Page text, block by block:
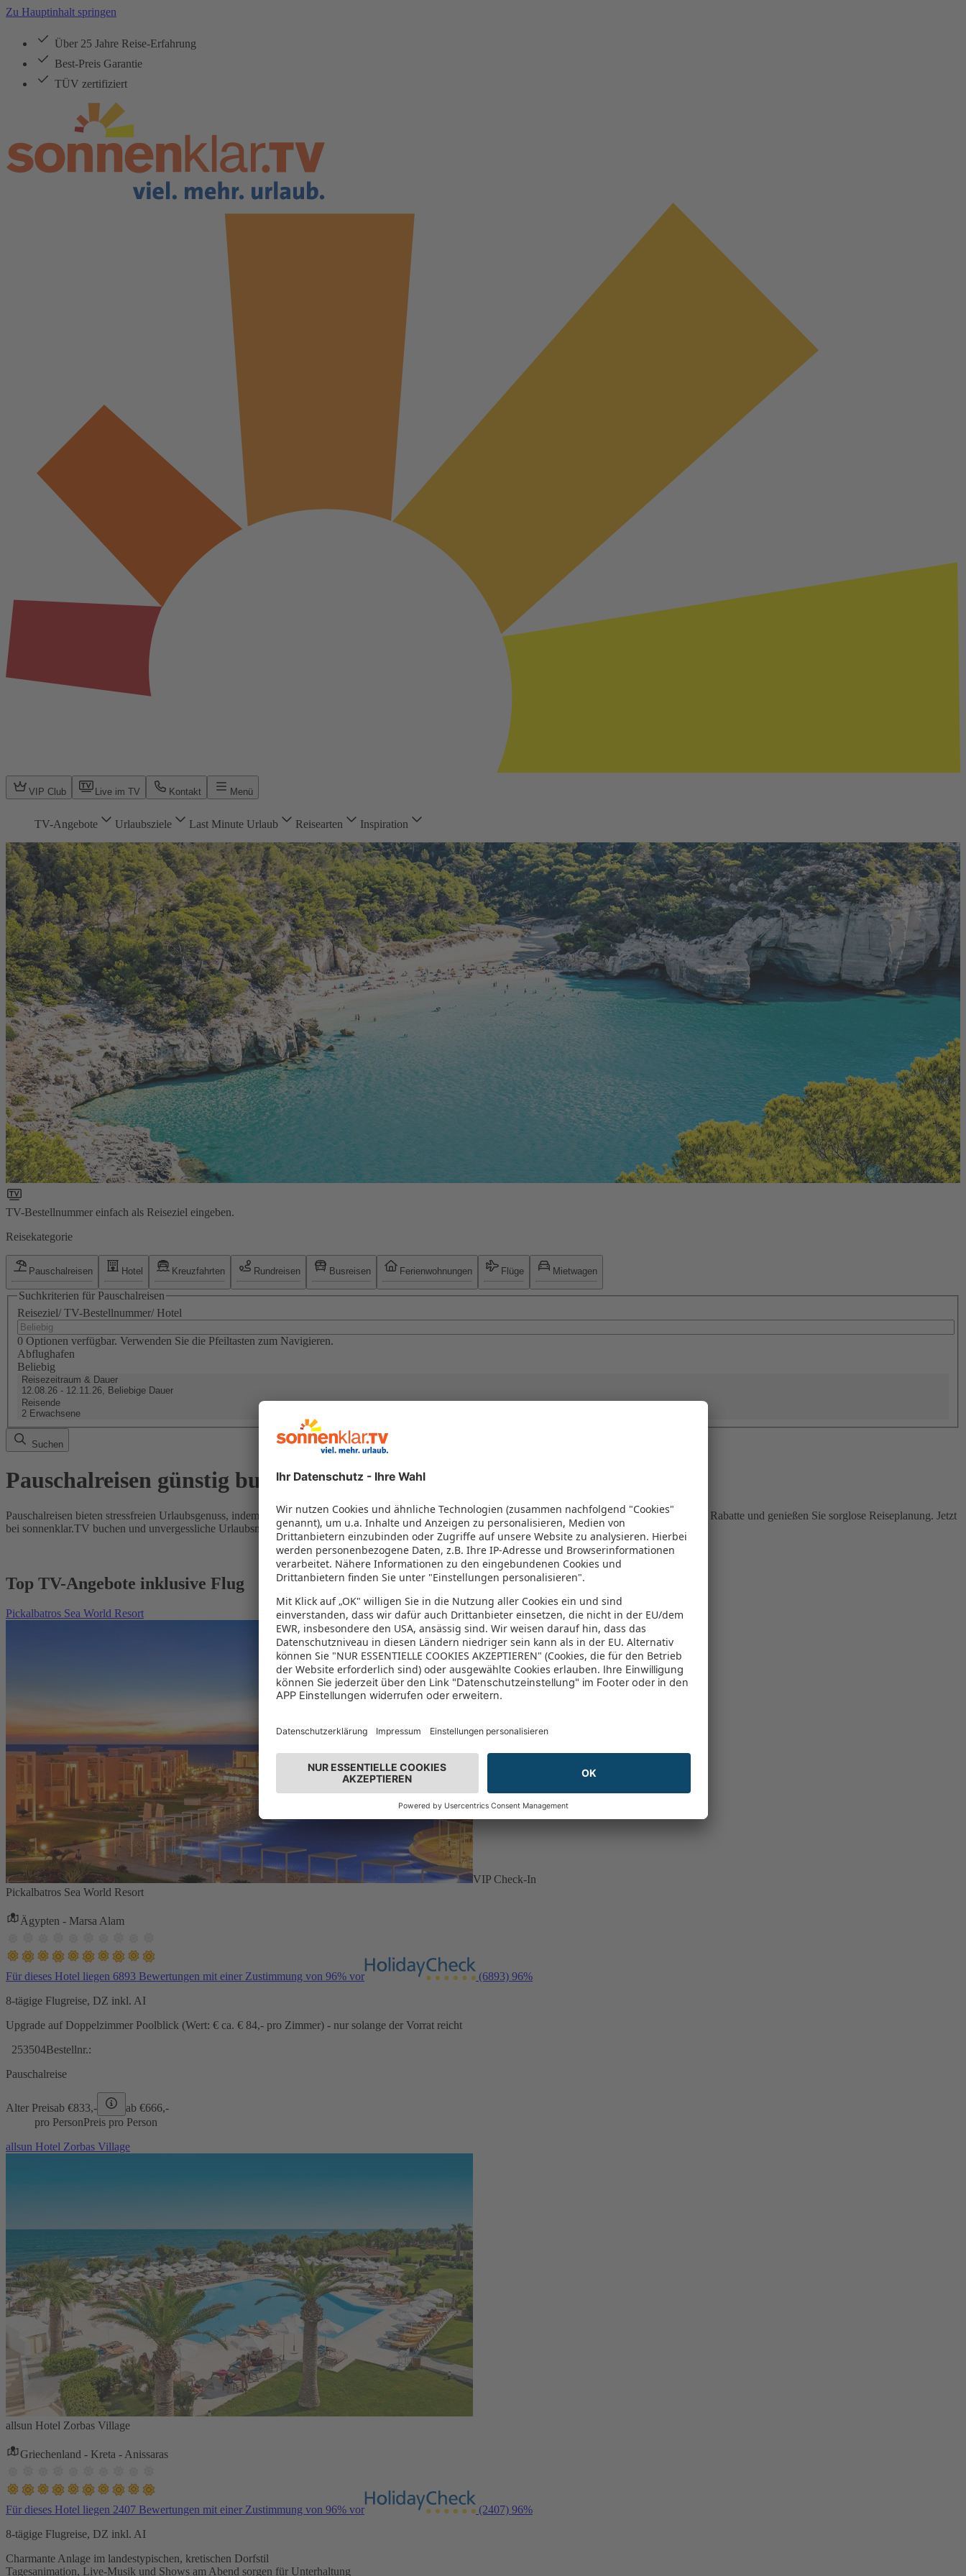
Zu Hauptinhalt springen
Über 25 Jahre Reise-Erfahrung
Best-Preis Garantie
TÜV zertifiziert
VIP Club Live im TV Kontakt Menü
TV-Angebote Urlaubsziele Last Minute Urlaub Reisearten Inspiration
TV-Bestellnummer einfach als Reiseziel eingeben.
Reisekategorie
Pauschalreisen Hotel Kreuzfahrten Rundreisen Busreisen Ferienwohnungen Flüge Mietwagen
Suchkriterien für Pauschalreisen
Reiseziel/ TV-Bestellnummer/ Hotel
0 Optionen verfügbar. Verwenden Sie die Pfeiltasten zum Navigieren.
Abflughafen
Beliebig
Reisezeitraum & Dauer
12.08.26 - 12.11.26, Beliebige Dauer
Reisende
2 Erwachsene
Suchen
Pauschalreisen günstig buchen
Pauschalreisen bieten stressfreien Urlaubsgenuss, indem Flug und Hotel in einem Paket kombiniert werden – das spart Zeit und Geld. Nutzen Sie attraktive Rabatte und genießen Sie sorglose Reiseplanung. Jetzt
bei sonnenklar.TV buchen und unvergessliche Urlaubsmomente erleben!
Top TV-Angebote inklusive Flug
Pickalbatros Sea World Resort
VIP Check-In
Pickalbatros Sea World Resort
Ägypten - Marsa Alam
Für dieses Hotel liegen 6893 Bewertungen mit einer Zustimmung von 96% vor (6893) 96%
8-tägige Flugreise, DZ inkl. AI
Upgrade auf Doppelzimmer Poolblick (Wert: € ca. € 84,- pro Zimmer) - nur solange der Vorrat reicht
253504Bestellnr.:
Pauschalreise
Alter Preisab €833,- ab €666,-
pro PersonPreis pro Person
allsun Hotel Zorbas Village
allsun Hotel Zorbas Village
Griechenland - Kreta - Anissaras
Für dieses Hotel liegen 2407 Bewertungen mit einer Zustimmung von 96% vor (2407) 96%
8-tägige Flugreise, DZ inkl. AI
Charmante Anlage im landestypischen, kretischen Dorfstil
Tagesanimation, Live-Musik und Shows am Abend sorgen für Unterhaltung